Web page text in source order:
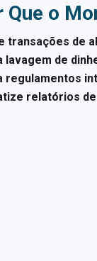
Que o
transações de
lavagem de
regulamentos
relatórios